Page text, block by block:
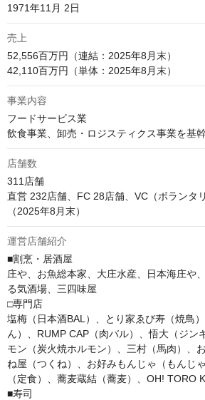
1971年11月 2日
売上
52,556百万円（連結：2025年8月末）
42,110百万円（単体：2025年8月末）
事業内容
フードサービス業
飲食事業、卸売・ロジスティクス事業を基
店舗数
311店舗
直営 232店舗、FC 28店舗、VC（ボランタ
（2025年8月末）
運営店舗紹介
■割烹・居酒屋
庄や、お魚総本家、大庄水産、日本海庄や
る気酒場、三四味屋
□専門店
塩梅（日本酒BAL）、とり家ゑび寿（焼鳥
ん）、RUMP CAP（肉バル）、悟大（ジン
モン（炭火焼ホルモン）、三村（馬肉）、
ね屋（つくね）、お好みもんじゃ（もんじ
（定食）、蕎麦蔵結（蕎麦）、OH! TORO
■寿司